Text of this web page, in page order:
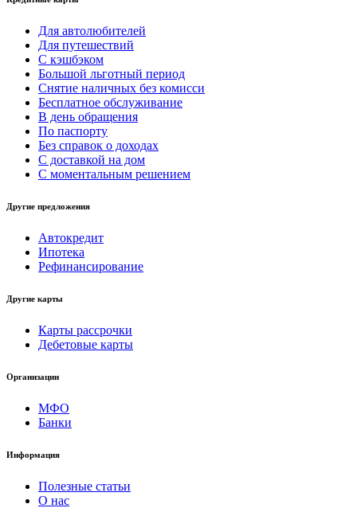
Для автолюбителей
Для путешествий
С кэшбэком
Большой льготный период
Снятие наличных без комисси
Бесплатное обслуживание
В день обращения
По паспорту
Без справок о доходах
С доставкой на дом
С моментальным решением
Другие предложения
Автокредит
Ипотека
Рефинансирование
Другие карты
Карты рассрочки
Дебетовые карты
Организации
МФО
Банки
Информация
Полезные статьи
О нас